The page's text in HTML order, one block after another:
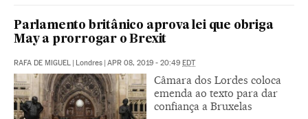
Parlamento britânico aprova lei que obriga
May a prorrogar o Brexit
RAFA DE MIGUEL Londres APR 08, 2019 - 20:49 EDT
Câmara dos Lordes coloca
emenda ao texto para dar
confiança a Bruxelas